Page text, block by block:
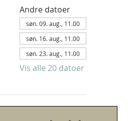
Andre datoer
søn. 09. aug., 11.00
søn. 16. aug., 11.00
søn. 23. aug., 11.00
Vis alle 20 datoer